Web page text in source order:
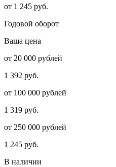
от 1 245 руб.
Годовой оборот
Ваша цена
от 20 000 рублей
1 392 руб.
от 100 000 рублей
1 319 руб.
от 250 000 рублей
1 245 руб.
В наличии